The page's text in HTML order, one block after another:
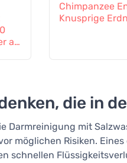
ab
Chimpanzee
Knusprige
die in
Darmreinigung mit
möglichen Risiken.
schnellen